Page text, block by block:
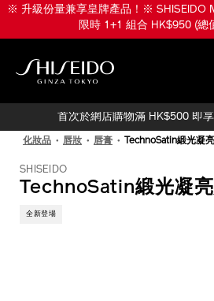
跳※ 升級份量兼享皇牌產品！※ SHISEIDO
限時 1+1 組合 HK$950 (總
首次於網店購物滿 HK$500 即享
化妝品 唇妝 唇膏 TechnoSatin緞光凝
SHISEIDO
TechnoSatin緞光凝
全新登場